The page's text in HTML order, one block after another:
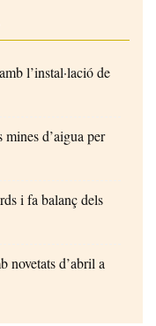
l’instal·lació de
d’aigua per
i fa balanç dels
novetats d’abril a